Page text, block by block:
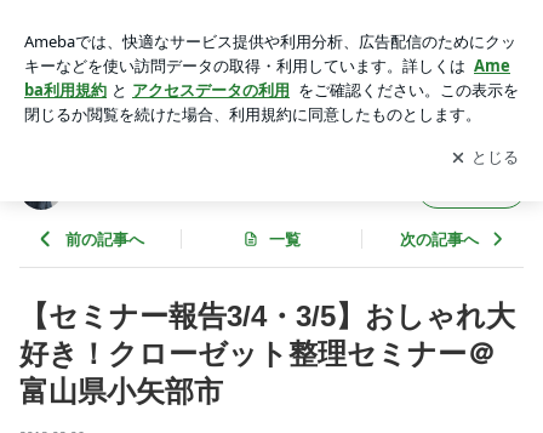
セミナー＠富山県小矢部市 | ＬＩＢＥＲＴＹ～お片付けで、心
を自由に～
アプリをダウンロードして ブログの更新通知
を受け取りまし
ょう。
開く
前の記事へ 一覧 次の記事へ
【セミナー報告3/4・3/5】おしゃれ大
好き！クローゼット整理セミナー＠
富山県小矢部市